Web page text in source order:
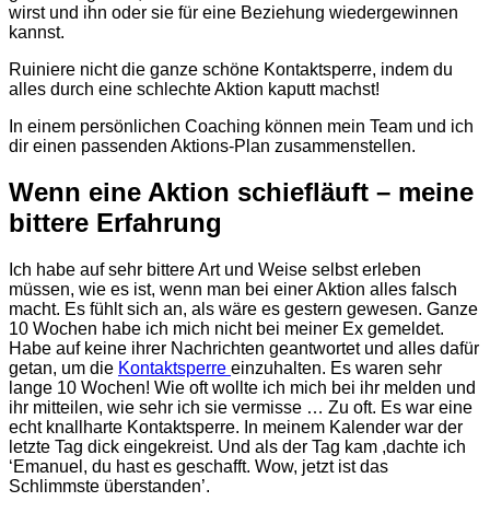
wirst und ihn oder sie für eine Beziehung wiedergewinnen
kannst.
Ruiniere nicht die ganze schöne Kontaktsperre, indem du
alles durch eine schlechte Aktion kaputt machst!
In einem persönlichen Coaching können mein Team und ich
dir einen passenden Aktions-Plan zusammenstellen.
Wenn eine Aktion schiefläuft – meine
bittere Erfahrung
Ich habe auf sehr bittere Art und Weise selbst erleben
müssen, wie es ist, wenn man bei einer Aktion alles falsch
macht. Es fühlt sich an, als wäre es gestern gewesen. Ganze
10 Wochen habe ich mich nicht bei meiner Ex gemeldet.
Habe auf keine ihrer Nachrichten geantwortet und alles dafür
getan, um die Kontaktsperre einzuhalten. Es waren sehr
lange 10 Wochen! Wie oft wollte ich mich bei ihr melden und
ihr mitteilen, wie sehr ich sie vermisse … Zu oft. Es war eine
echt knallharte Kontaktsperre. In meinem Kalender war der
letzte Tag dick eingekreist. Und als der Tag kam ,dachte ich
‘Emanuel, du hast es geschafft. Wow, jetzt ist das
Schlimmste überstanden’.